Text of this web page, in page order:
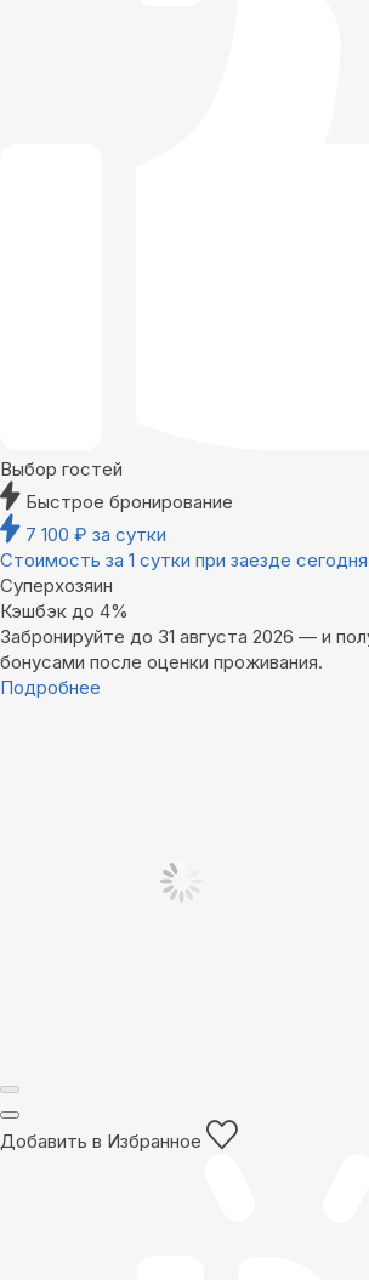
Выбор гостей
Быстрое бронирование
7 100 ₽ за сутки
Стоимость за 1 сутки при заезде сегодня
Суперхозяин
Кэшбэк до 4%
Забронируйте до 31 августа 2026 — и
бонусами после оценки проживания.
Подробнее
Добавить в Избранное